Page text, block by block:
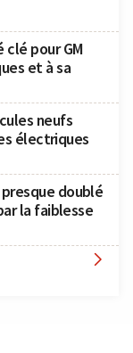
clé pour GM
et à sa
neufs
électriques
doublé
la faiblesse
